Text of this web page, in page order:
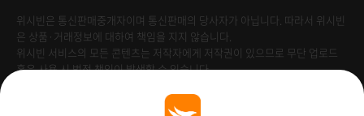
위시빈은 통신판매중개자이며 통신판매의 당사자가 아닙니다. 따라서 위시빈
은 상품·거래정보에 대하여 책임을 지지 않습니다.
위시빈 서비스의 모든 콘텐츠는 저작자에게 저작권이 있으므로 무단 업로드
혹은 사용 시 법적 책임이 발생할 수 있습니다.